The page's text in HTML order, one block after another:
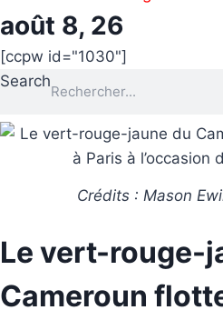
août 8, 26
[ccpw id="1030"]
Search
Crédits : Mason
Le vert-rouge-
Cameroun